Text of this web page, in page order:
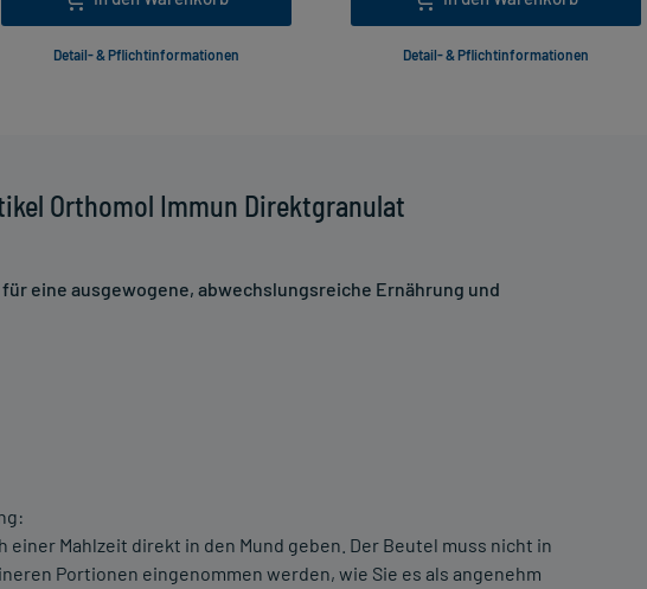
Orthomol Immun Direktgranulat
eine ausgewogene, abwechslungsreiche Ernährung und
Mahlzeit direkt in den Mund geben. Der Beutel muss nicht in
Portionen eingenommen werden, wie Sie es als angenehm
Detail- & Pflichtinformationen Detail- & Pflichtinformationen